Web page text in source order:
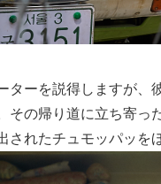
ーを説得しますが、
の帰り道に立ち寄
れたチュモッパッを